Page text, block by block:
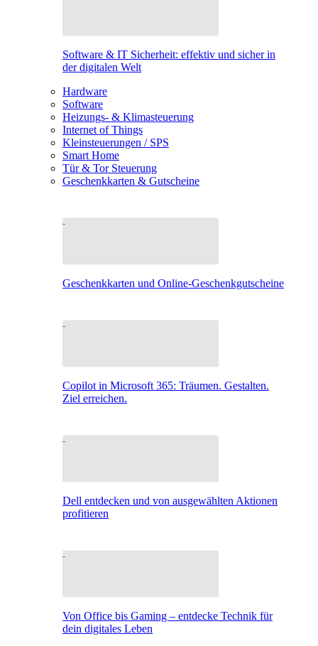
Software & IT Sicherheit: effektiv und sicher in
der digitalen Welt
Hardware
Software
Heizungs- & Klimasteuerung
Internet of Things
Kleinsteuerungen / SPS
Smart Home
Tür & Tor Steuerung
Geschenkkarten & Gutscheine
Geschenkkarten und Online-Geschenkgutscheine
Copilot in Microsoft 365: Träumen. Gestalten.
Ziel erreichen.
Dell entdecken und von ausgewählten Aktionen
profitieren
Von Office bis Gaming – entdecke Technik für
dein digitales Leben